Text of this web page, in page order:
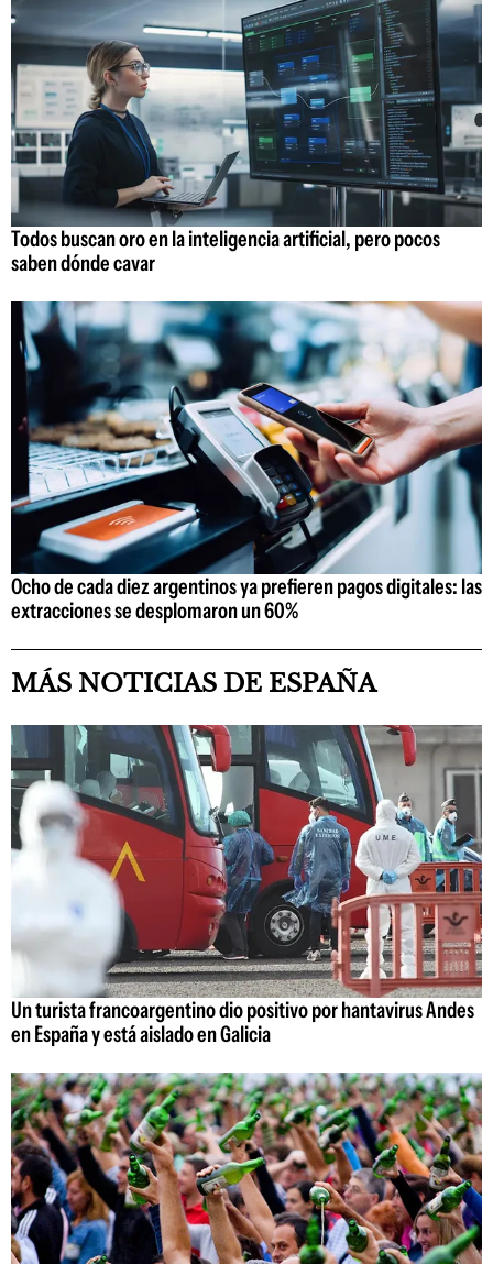
Todos buscan oro en la inteligencia artificial, pero pocos
saben dónde cavar
Ocho de cada diez argentinos ya prefieren pagos digitales: las
extracciones se desplomaron un 60%
MÁS NOTICIAS DE ESPAÑA
Un turista francoargentino dio positivo por hantavirus Andes
en España y está aislado en Galicia